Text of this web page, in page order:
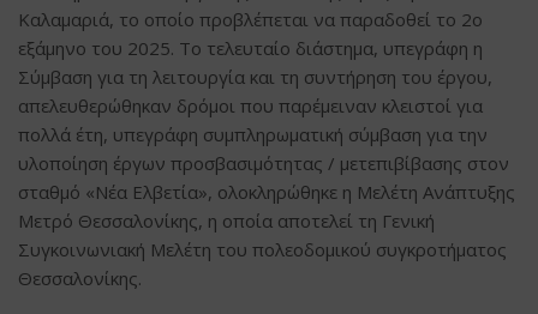
Καλαμαριά, το οποίο προβλέπεται να παραδοθεί το 2ο
εξάμηνο του 2025. Το τελευταίο διάστημα, υπεγράφη η
Σύμβαση για τη λειτουργία και τη συντήρηση του έργου,
απελευθερώθηκαν δρόμοι που παρέμειναν κλειστοί για
πολλά έτη, υπεγράφη συμπληρωματική σύμβαση για την
υλοποίηση έργων προσβασιμότητας / μετεπιβίβασης στον
σταθμό «Νέα Ελβετία», ολοκληρώθηκε η Μελέτη Ανάπτυξης
Μετρό Θεσσαλονίκης, η οποία αποτελεί τη Γενική
Συγκοινωνιακή Μελέτη του πολεοδομικού συγκροτήματος
Θεσσαλονίκης.